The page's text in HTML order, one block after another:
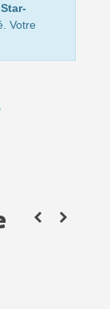
250€ d'achats
d'achat
Votre